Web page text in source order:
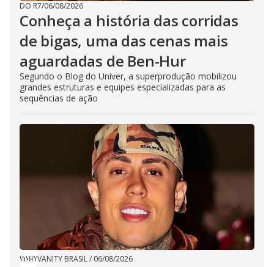
DO R7/06/08/2026
Conheça a história das corridas
de bigas, uma das cenas mais
aguardadas de Ben-Hur
Segundo o Blog do Univer, a superprodução mobilizou
grandes estruturas e equipes especializadas para as
sequências de ação
VANITY BRASIL/ 06/08/2026